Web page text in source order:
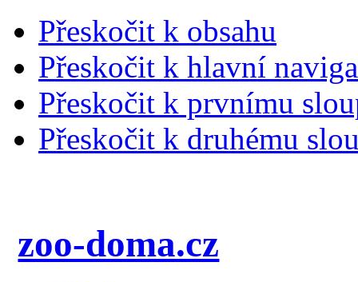
Přeskočit k obsahu
Přeskočit k hlavní
Přeskočit k prvnímu
Přeskočit k druhému
zoo-doma.cz